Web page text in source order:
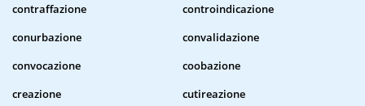
contraffazione
controindicazione
conurbazione
convalidazione
convocazione
coobazione
creazione
cutireazione